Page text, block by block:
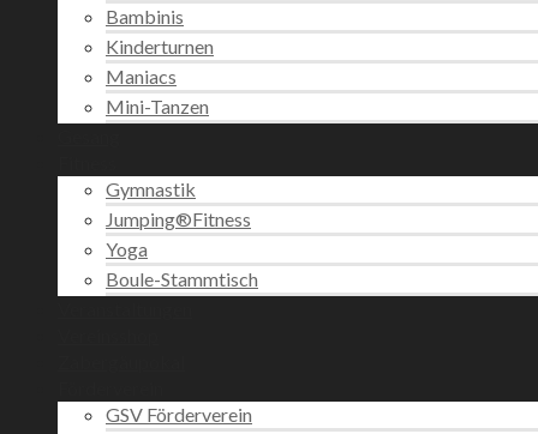
Bambinis
Kinderturnen
Maniacs
Mini-Tanzen
Gymnastik
Jumping®Fitness
Yoga
Boule-Stammtisch
GSV Förderverein